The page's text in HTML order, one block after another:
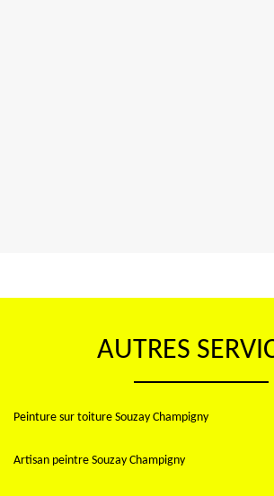
AUTRES
Peinture sur toiture Souzay Champigny
Artisan peintre Souzay Champigny